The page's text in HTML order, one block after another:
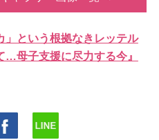
」という根拠なきレッテル
…母子支援に尽力する今』